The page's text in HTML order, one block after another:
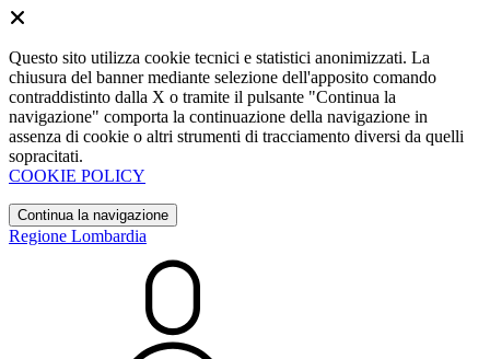
Questo sito utilizza cookie tecnici e statistici anonimizzati. La
chiusura del banner mediante selezione dell'apposito comando
contraddistinto dalla X o tramite il pulsante "Continua la
navigazione" comporta la continuazione della navigazione in
assenza di cookie o altri strumenti di tracciamento diversi da quelli
sopracitati.
COOKIE POLICY
Continua la navigazione
Regione Lombardia